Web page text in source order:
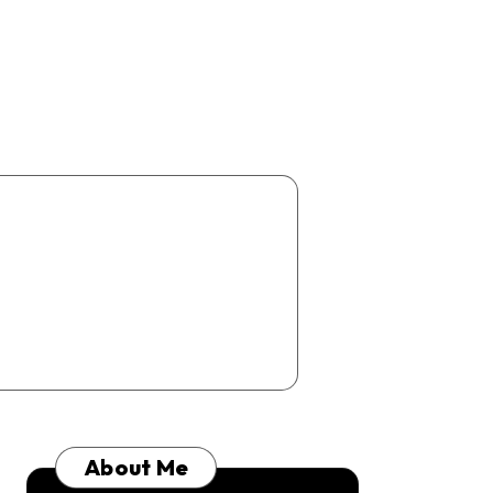
About Me